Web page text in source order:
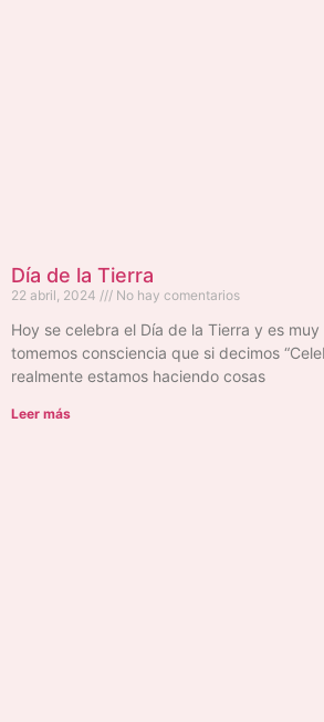
Día de la Tierra
22 abril, 2024 No hay comentarios
Hoy se celebra el Día de la Tierra y es
tomemos consciencia que si decimos
realmente estamos haciendo cosas
Leer más